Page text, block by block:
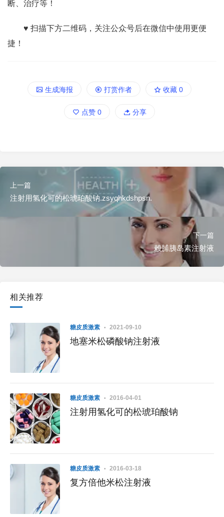
断、治疗等！
♥ 扫描下方二维码，关注公众号后在微信中使用更便
捷！
生成海报 打赏作者 收藏 0
点赞 0 分享
上一篇
注射用氢化可的松琥珀酸钠.zsyqhkdshpsn.
下一篇
赖脯胰岛素注射液
相关推荐
糖皮质激素 2021-09-10
地塞米松磷酸钠注射液
糖皮质激素 2016-04-01
注射用氢化可的松琥珀酸钠
糖皮质激素 2016-03-18
复方倍他米松注射液